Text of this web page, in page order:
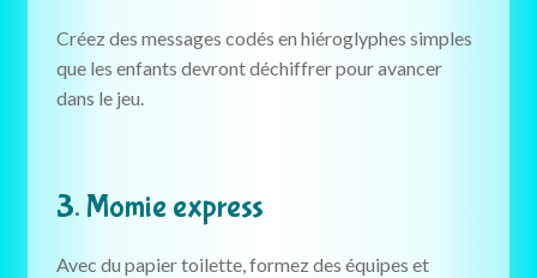
Créez des messages codés en hiéroglyphes simples
que les enfants devront déchiffrer pour avancer
dans le jeu.
3. Momie express
Avec du papier toilette, formez des équipes et